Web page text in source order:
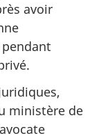
avoir
ministère de